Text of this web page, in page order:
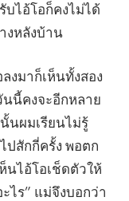
ไอ้โอก็คงไม่ได้
งหลังบ้าน
งมาก็เห็นทั้งสอง
นี้คงจะอีกหลาย
นผมเรียนไม่รู้
ปสักกี่ครั้ง พอตก
นไอ้โอเช็ดตัวให้
ไร” แม่จึงบอกว่า